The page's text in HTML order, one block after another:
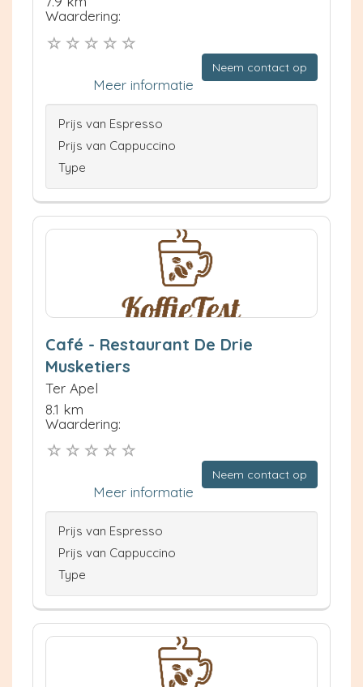
Waardering:
Neem contact op
Meer informatie
Prijs van Espresso
Prijs van Cappuccino
Type
Café - Restaurant De Drie
Musketiers
Ter Apel
8.1 km
Waardering:
Neem contact op
Meer informatie
Prijs van Espresso
Prijs van Cappuccino
Type